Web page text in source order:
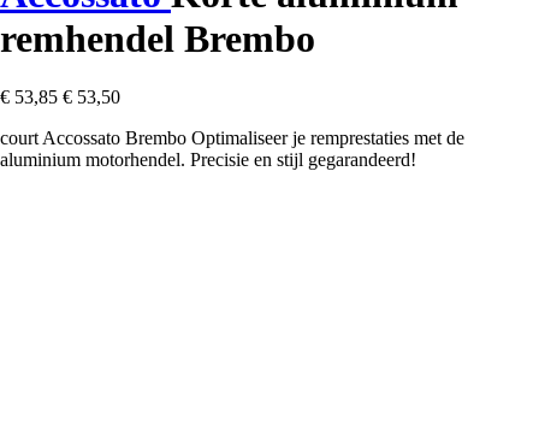
remhendel Brembo
€ 53,85 € 53,50
court Accossato Brembo Optimaliseer je remprestaties met de
aluminium motorhendel. Precisie en stijl gegarandeerd!